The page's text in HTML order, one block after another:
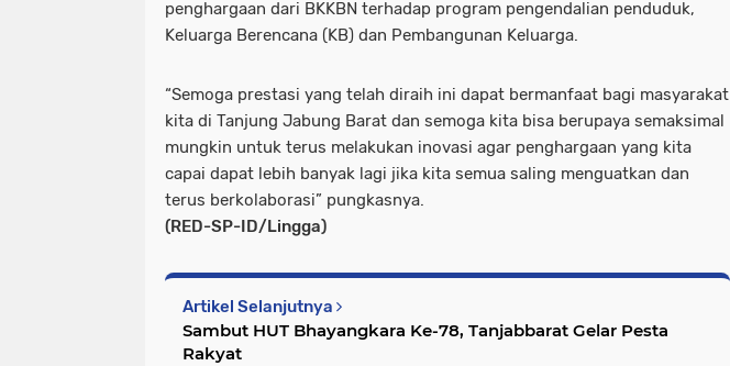
penghargaan dari BKKBN terhadap program pengendalian penduduk,
Keluarga Berencana (KB) dan Pembangunan Keluarga.
“Semoga prestasi yang telah diraih ini dapat bermanfaat bagi masyarakat
kita di Tanjung Jabung Barat dan semoga kita bisa berupaya semaksimal
mungkin untuk terus melakukan inovasi agar penghargaan yang kita
capai dapat lebih banyak lagi jika kita semua saling menguatkan dan
terus berkolaborasi” pungkasnya.
(RED-SP-ID/Lingga)
Artikel Selanjutnya
Sambut HUT Bhayangkara Ke-78, Tanjabbarat Gelar Pesta
Rakyat